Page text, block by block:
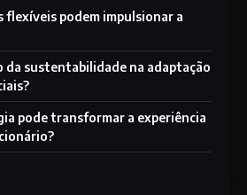
flexíveis podem impulsionar a
da sustentabilidade na adaptação
pode transformar a experiência